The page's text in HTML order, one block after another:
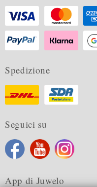
Spedizione
Seguici su
App di Juwelo